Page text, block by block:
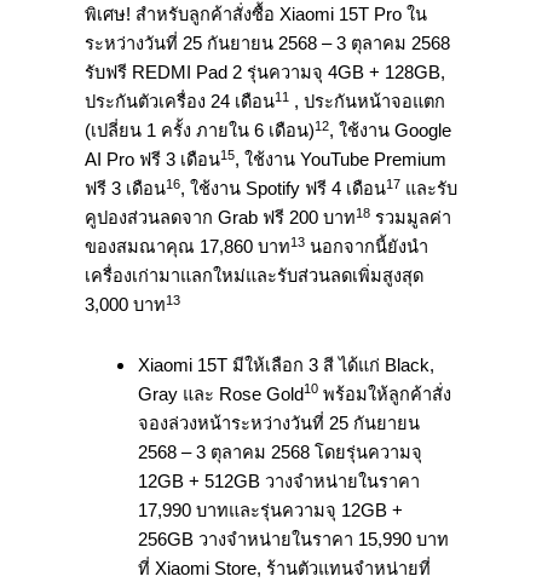
พิเศษ! สำหรับลูกค้าสั่งซื้อ Xiaomi 15T Pro ใน
ระหว่างวันที่ 25 กันยายน 2568 – 3 ตุลาคม 2568
รับฟรี REDMI Pad 2 รุ่นความจุ 4GB + 128GB,
ประกันตัวเครื่อง 24 เดือน11 , ประกันหน้าจอแตก
(เปลี่ยน 1 ครั้ง ภายใน 6 เดือน)12, ใช้งาน Google
AI Pro ฟรี 3 เดือน15, ใช้งาน YouTube Premium
ฟรี 3 เดือน16, ใช้งาน Spotify ฟรี 4 เดือน17 และรับ
คูปองส่วนลดจาก Grab ฟรี 200 บาท18 รวมมูลค่า
ของสมณาคุณ 17,860 บาท13 นอกจากนี้ยังนำ
เครื่องเก่ามาแลกใหม่และรับส่วนลดเพิ่มสูงสุด
3,000 บาท13
Xiaomi 15T มีให้เลือก 3 สี ได้แก่ Black,
Gray และ Rose Gold10พร้อมให้ลูกค้าสั่ง
จองล่วงหน้าระหว่างวันที่ 25 กันยายน
2568 – 3 ตุลาคม 2568 โดยรุ่นความจุ
12GB + 512GB วางจำหน่ายในราคา
17,990 บาทและรุ่นความจุ 12GB +
256GB วางจำหน่ายในราคา 15,990 บาท
ที่ Xiaomi Store, ร้านตัวแทนจำหน่ายที่